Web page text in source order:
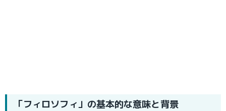
「フィロソフィ」の基本的な意味と背景